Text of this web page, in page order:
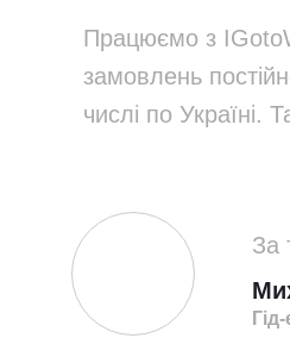
За
Працюємо з
замовлень
числі по Україні.